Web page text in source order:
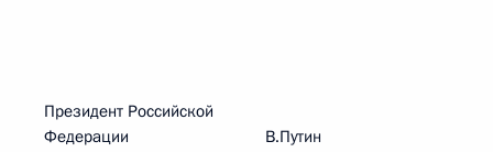
Президент Российской
Федерации В.Путин